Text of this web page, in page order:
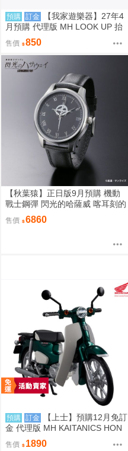
預購 訂金
【我家遊樂器】27年4
月預購 代理版 MH LOOK UP 抬
頭系列 刀劍亂舞ONLINE 三日月
宗近
售價 850
【秋葉猿】正日版9月預購 機動
戰士鋼彈 閃光的哈薩威 喀耳刻的
魔女 MAFTY 手錶 腕時計
售價 6860
預購 訂金
【上士】預購12月免訂
金 代理版 MH KAITANICS HON
DA Super Cub 110 綠金屬色 091
售價 1890